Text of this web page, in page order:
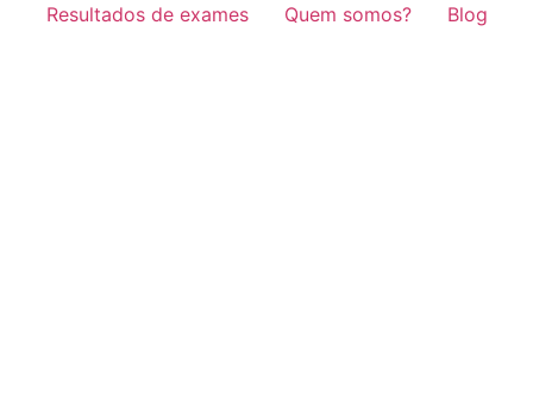
Resultados de exames
Quem somos? Blog